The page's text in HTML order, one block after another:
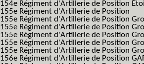
154e Régiment d'Artillerie de Position
155e Régiment d'Artillerie de Position
155e Régiment d'Artillerie de Position
155e Régiment d'Artillerie de Position
155e Régiment d'Artillerie de Position
155e Régiment d'Artillerie de Position
155e Régiment d'Artillerie de Position
156e Régiment d'Artillerie de Position